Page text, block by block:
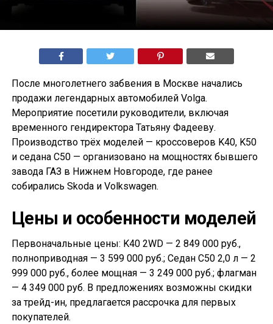
После многолетнего забвения в Москве начались
продажи легендарных автомобилей Volga.
Мероприятие посетили руководители, включая
временного гендиректора Татьяну Фадееву.
Производство трёх моделей — кроссоверов K40, K50
и седана С50 — организовано на мощностях бывшего
завода ГАЗ в Нижнем Новгороде, где ранее
собирались Skoda и Volkswagen.
Цены и особенности моделей
Первоначальные цены: K40 2WD — 2 849 000 руб.,
полноприводная — 3 599 000 руб.; Седан С50 2,0 л — 2
999 000 руб., более мощная — 3 249 000 руб.; флагман
— 4 349 000 руб. В предложениях возможны скидки
за трейд-ин, предлагается рассрочка для первых
покупателей.